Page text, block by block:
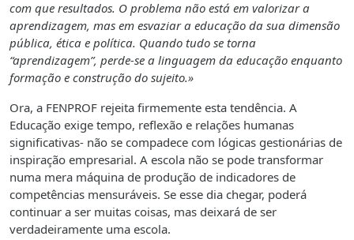
com que resultados. O problema não está em valorizar a
aprendizagem, mas em esvaziar a educação da sua dimensão
pública, ética e política. Quando tudo se torna
“aprendizagem”, perde-se a linguagem da educação enquanto
formação e construção do sujeito.»
Ora, a FENPROF rejeita firmemente esta tendência. A
Educação exige tempo, reflexão e relações humanas
significativas- não se compadece com lógicas gestionárias de
inspiração empresarial. A escola não se pode transformar
numa mera máquina de produção de indicadores de
competências mensuráveis. Se esse dia chegar, poderá
continuar a ser muitas coisas, mas deixará de ser
verdadeiramente uma escola.